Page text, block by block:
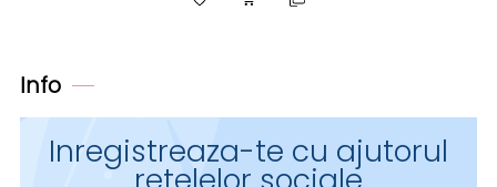
Info
Inregistreaza-te cu ajutorul